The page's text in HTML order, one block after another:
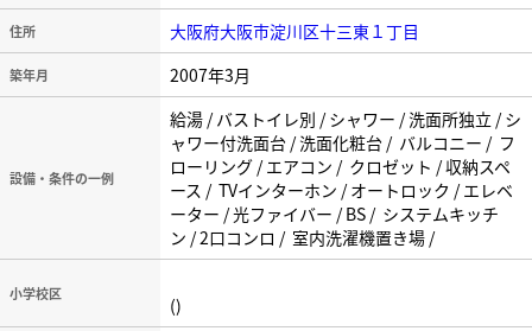
住所 大阪府大阪市淀川区十三東１丁目
築年月 2007年3月
設備・条件の一例
給湯 / バストイレ別 / シャワー / 洗面所独立 / シ
ャワー付洗面台 / 洗面化粧台 / バルコニー / フ
ローリング / エアコン / クロゼット / 収納スペ
ース / TVインターホン / オートロック / エレベ
ーター / 光ファイバー / BS / システムキッチ
ン / 2口コンロ / 室内洗濯機置き場 /
小学校区 ()